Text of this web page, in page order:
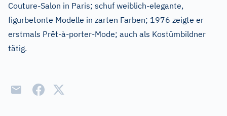
Couture-Salon in Paris; schuf weiblich-elegante,
figurbetonte Modelle in zarten Farben; 1976 zeigte er
erstmals Prêt-à-porter-Mode; auch als Kostümbildner
tätig.